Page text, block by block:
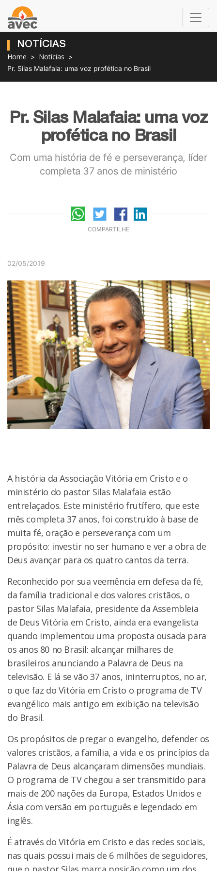
NOTÍCIAS
Home Notícias
Pr. Silas Malafaia: uma voz profética no Brasil
Pr. Silas Malafaia: uma voz
profética no Brasil
Com uma história de fé e perseverança, líder
completa 37 anos de ministério
COMPARTILHE
02/05/2019
A história da Associação Vitória em Cristo e o
ministério do pastor Silas Malafaia estão
entrelaçados. Este ministério frutífero, que este
mês completa 37 anos, foi construído à base de
muita fé, oração e perseverança com um
propósito: investir no ser humano e ver a obra de
Deus avançar para os quatro cantos da terra.
Reconhecido por sua veemência em defesa da fé,
da família tradicional e dos valores cristãos, o
pastor Silas Malafaia, presidente da Assembleia
de Deus Vitória em Cristo, ainda era evangelista
quando implementou uma proposta ousada para
os anos 80 no Brasil: alcançar milhares de
brasileiros anunciando a Palavra de Deus na
televisão. E lá se vão 37 anos, ininterruptos, no ar,
o que faz do Vitória em Cristo o programa de TV
evangélico mais antigo em exibição na televisão
do Brasil.
Os propósitos de pregar o evangelho, defender os
valores cristãos, a família, a vida e os princípios da
Palavra de Deus alcançaram dimensões mundiais.
O programa de TV chegou a ser transmitido para
mais de 200 nações da Europa, Estados Unidos e
Ásia com versão em português e legendado em
inglês.
É através do Vitória em Cristo e das redes sociais,
nas quais possui mais de 6 milhões de seguidores,